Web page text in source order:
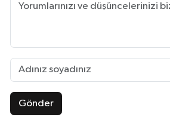
Gönder